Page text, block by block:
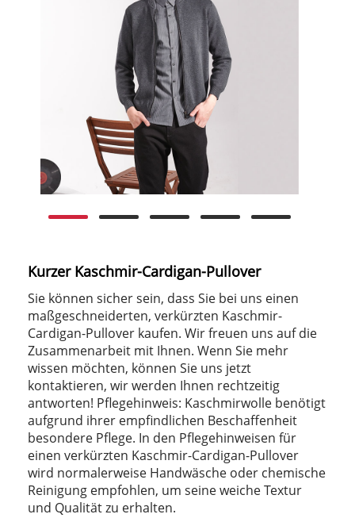
Kurzer Kaschmir-Cardigan-Pullover
Sie können sicher sein, dass Sie bei uns einen
maßgeschneiderten, verkürzten Kaschmir-
Cardigan-Pullover kaufen. Wir freuen uns auf die
Zusammenarbeit mit Ihnen. Wenn Sie mehr
wissen möchten, können Sie uns jetzt
kontaktieren, wir werden Ihnen rechtzeitig
antworten! Pflegehinweis: Kaschmirwolle benötigt
aufgrund ihrer empfindlichen Beschaffenheit
besondere Pflege. In den Pflegehinweisen für
einen verkürzten Kaschmir-Cardigan-Pullover
wird normalerweise Handwäsche oder chemische
Reinigung empfohlen, um seine weiche Textur
und Qualität zu erhalten.